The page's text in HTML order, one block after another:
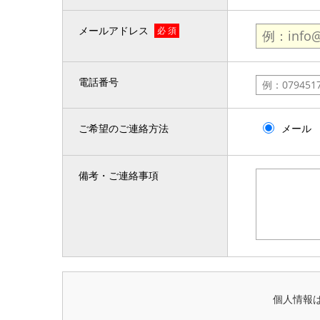
メールアドレス 必 須
電話番号
ご希望のご連絡方法 メール
備考・ご連絡事項
個人情報